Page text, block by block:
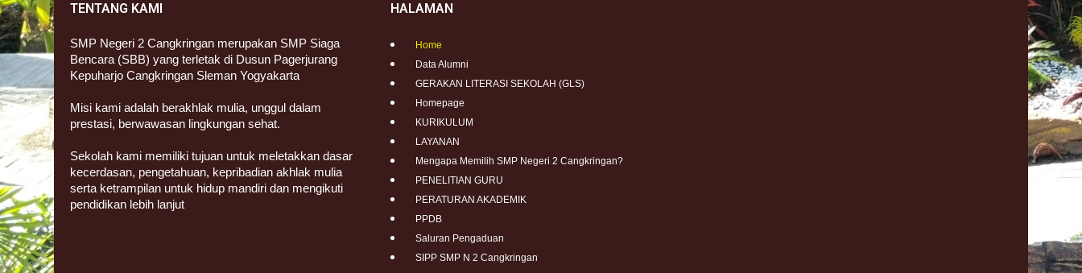
TENTANG KAMI
SMP Negeri 2 Cangkringan merupakan SMP Siaga
Bencara (SBB) yang terletak di Dusun Pagerjurang
Kepuharjo Cangkringan Sleman Yogyakarta
Misi kami adalah berakhlak mulia, unggul dalam
prestasi, berwawasan lingkungan sehat.
Sekolah kami memiliki tujuan untuk meletakkan dasar
kecerdasan, pengetahuan, kepribadian akhlak mulia
serta ketrampilan untuk hidup mandiri dan mengikuti
pendidikan lebih lanjut
HALAMAN
Home
Data Alumni
GERAKAN LITERASI SEKOLAH (GLS)
Homepage
KURIKULUM
LAYANAN
Mengapa Memilih SMP Negeri 2 Cangkringan?
PENELITIAN GURU
PERATURAN AKADEMIK
PPDB
Saluran Pengaduan
SIPP SMP N 2 Cangkringan